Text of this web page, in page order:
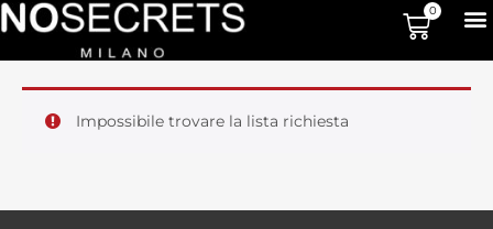
0
Impossibile trovare la lista richiesta